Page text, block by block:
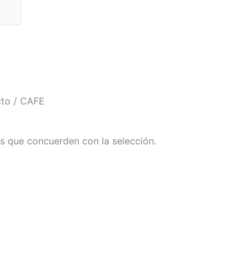
/ CAFE
que concuerden con la selección.